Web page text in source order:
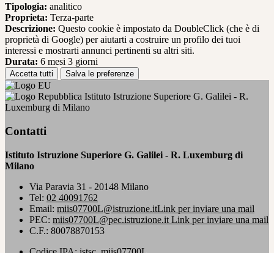
Tipologia: analitico
Proprieta: Terza-parte
Descrizione: Questo cookie è impostato da DoubleClick (che è di
proprietà di Google) per aiutarti a costruire un profilo dei tuoi
interessi e mostrarti annunci pertinenti su altri siti.
Durata: 6 mesi 3 giorni
Accetta tutti Salva le preferenze
Istituto Istruzione Superiore G. Galilei - R.
Luxemburg di Milano
Contatti
Istituto Istruzione Superiore G. Galilei - R. Luxemburg di
Milano
Via Paravia 31 - 20148 Milano
Tel: 02 40091762
Email: miis07700L@istruzione.itLink per inviare una mail
PEC: miis07700L@pec.istruzione.it Link per inviare una mail
C.F.: 80078870153